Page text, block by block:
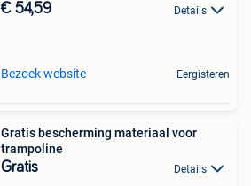
€ 54,59 Details
Bezoek website Eergisteren
Gratis bescherming materiaal voor
trampoline
Gratis Details